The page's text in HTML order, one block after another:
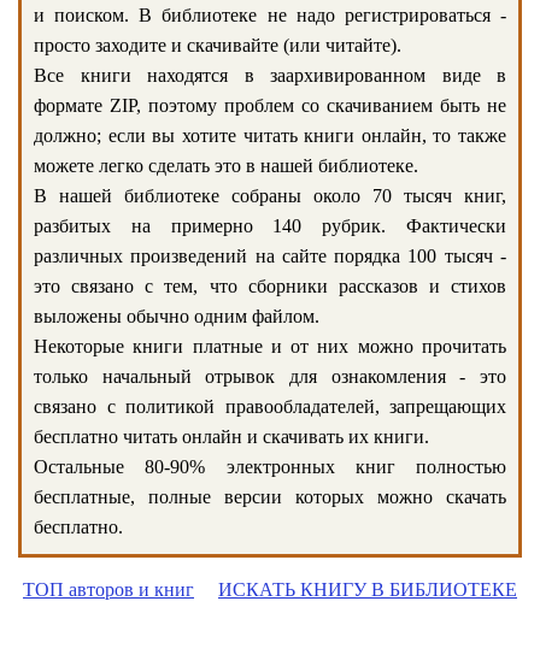
и поиском. В библиотеке не надо регистрироваться -
просто заходите и скачивайте (или читайте).
Все книги находятся в заархивированном виде в
формате ZIP, поэтому проблем со скачиванием быть не
должно; если вы хотите читать книги онлайн, то также
можете легко сделать это в нашей библиотеке.
В нашей библиотеке собраны около 70 тысяч книг,
разбитых на примерно 140 рубрик. Фактически
различных произведений на сайте порядка 100 тысяч -
это связано с тем, что сборники рассказов и стихов
выложены обычно одним файлом.
Некоторые книги платные и от них можно прочитать
только начальный отрывок для ознакомления - это
связано с политикой правообладателей, запрещающих
бесплатно читать онлайн и скачивать их книги.
Остальные 80-90% электронных книг полностью
бесплатные, полные версии которых можно скачать
бесплатно.
ТОП авторов и книг ИСКАТЬ КНИГУ В БИБЛИОТЕКЕ